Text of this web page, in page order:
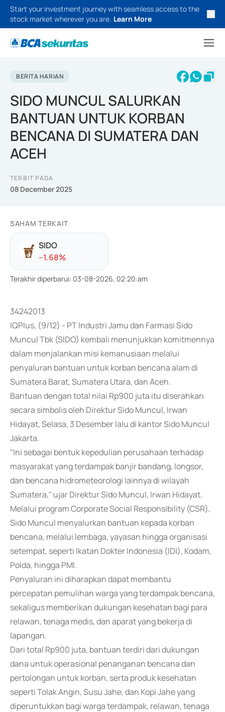
Start your investment journey with seamless access to the
stock market wherever you are. Learn More
BERITA HARIAN
SIDO MUNCUL SALURKAN
BANTUAN UNTUK KORBAN
BENCANA DI SUMATERA DAN
ACEH
TERBIT PADA
08 December 2025
SAHAM TERKAIT
SIDO
--1.68%
Terakhir diperbarui: 03-08-2026, 02:20:am
34242013
IQPlus, (9/12) - PT Industri Jamu dan Farmasi Sido
Muncul Tbk (SIDO) kembali menunjukkan komitmennya
dalam menjalankan misi kemanusiaan melalui
penyaluran bantuan untuk korban bencana alam di
Sumatera Barat, Sumatera Utara, dan Aceh.
Bantuan dengan total nilai Rp900 juta itu diserahkan
secara simbolis oleh Direktur Sido Muncul, Irwan
Hidayat, Selasa, 3 Desember lalu di kantor Sido Muncul
Jakarta.
"Ini sebagai bentuk kepedulian perusahaan terhadap
masyarakat yang terdampak banjir bandang, longsor,
dan bencana hidrometeorologi lainnya di wilayah
Sumatera," ujar Direktur Sido Muncul, Irwan Hidayat.
Melalui program Corporate Social Responsibility (CSR),
Sido Muncul menyalurkan bantuan kepada korban
bencana, melalui lembaga, yayasan hingga organisasi
setempat, seperti Ikatan Dokter Indonesia (IDI), Kodam,
Polda, hingga PMI.
Penyaluran ini diharapkan dapat membantu
percepatan pemulihan warga yang terdampak bencana,
sekaligus memberikan dukungan kesehatan bagi para
relawan, tenaga medis, dan aparat yang bekerja di
lapangan.
Dari total Rp900 juta, bantuan terdiri dari dukungan
dana untuk operasional penanganan bencana dan
pertolongan untuk korban, serta produk kesehatan
seperti Tolak Angin, Susu Jahe, dan Kopi Jahe yang
diperuntukkan bagi warga terdampak, relawan, tenaga